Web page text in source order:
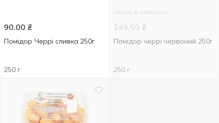
90.00 ₴
Помідор Черрі сливка 250г
250 г
Немає в наявності
149.50 ₴
Помідор черрі червоний 250г
250 г